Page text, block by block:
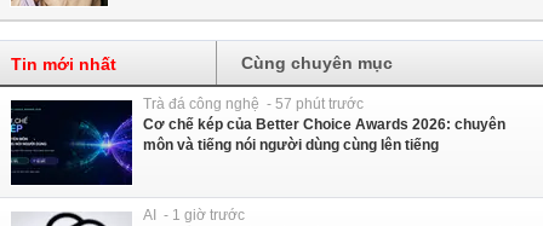
Tin mới nhất Cùng chuyên mục
Trà đá công nghệ - 57 phút trước
Cơ chế kép của Better Choice Awards 2026: chuyên
môn và tiếng nói người dùng cùng lên tiếng
AI - 1 giờ trước